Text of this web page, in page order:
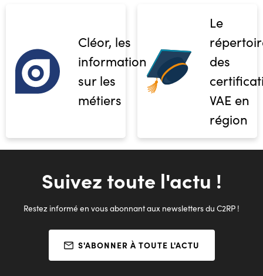
Cléor, les
informations
sur les
métiers
Le
des
VAE en
région
Suivez toute l'actu !
Restez informé en vous abonnant aux newsletters du C2RP !
S'ABONNER À TOUTE L'ACTU